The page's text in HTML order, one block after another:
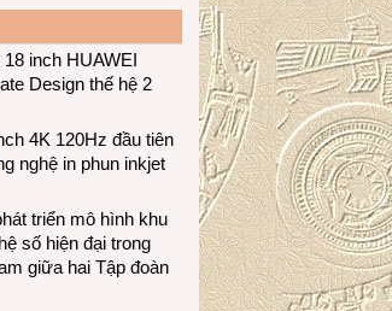
inch HUAWEI
Design thế hệ 2
4K 120Hz đầu tiên
nghệ in phun inkjet
triển mô hình khu
số hiện đại trong
giữa hai Tập đoàn